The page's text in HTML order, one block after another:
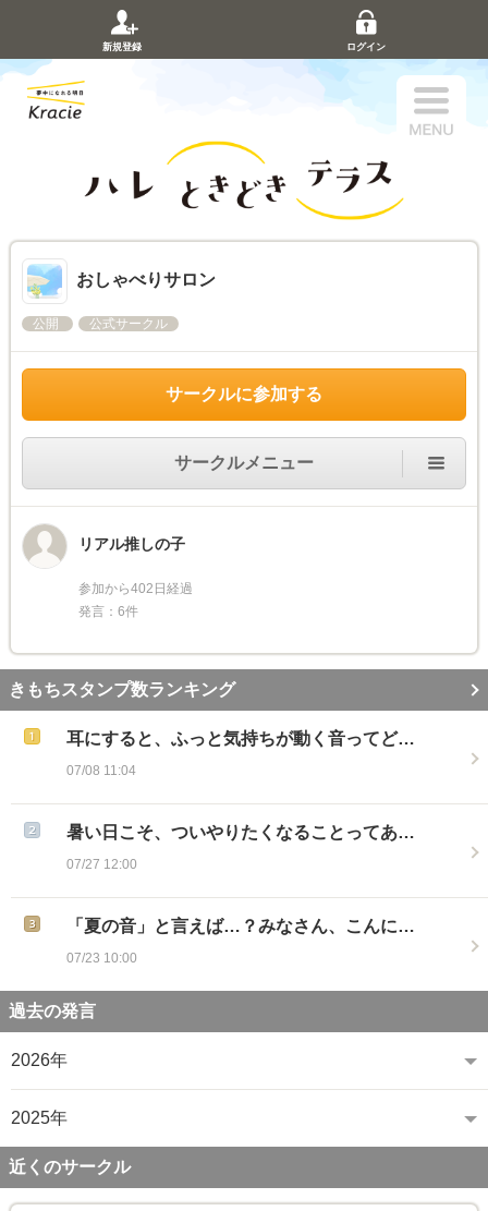
新規登録 ログイン
おしゃべりサロン
公開 公式サークル
サークルに参加する
サークルメニュー
リアル推しの子
参加から402日経過
発言：6件
きもちスタンプ数ランキング
耳にすると、ふっと気持ちが動く音ってど…
07/08 11:04
暑い日こそ、ついやりたくなることってあ…
07/27 12:00
「夏の音」と言えば…？みなさん、こんに…
07/23 10:00
過去の発言
2026年
2025年
近くのサークル